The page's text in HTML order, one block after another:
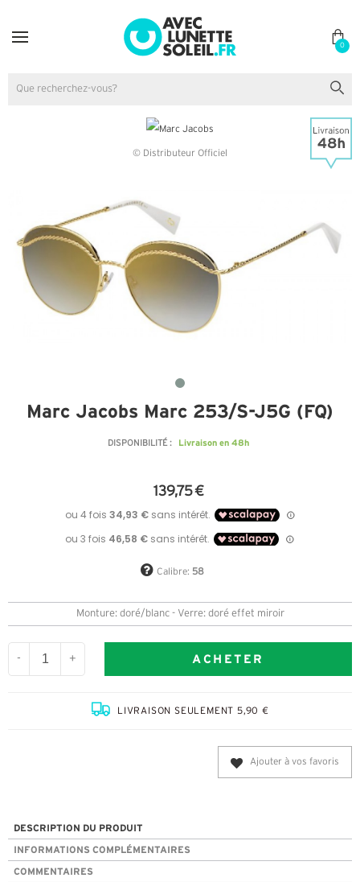
0
© Distributeur Officiel
Marc Jacobs Marc 253/S-J5G (FQ)
DISPONIBILITÉ : Livraison en 48h
139,75 €
Calibre: 58
Monture: doré/blanc - Verre: doré effet miroir
- + ACHETER
LIVRAISON SEULEMENT 5,90 €
Ajouter à vos favoris
DESCRIPTION DU PRODUIT
INFORMATIONS COMPLÉMENTAIRES
COMMENTAIRES